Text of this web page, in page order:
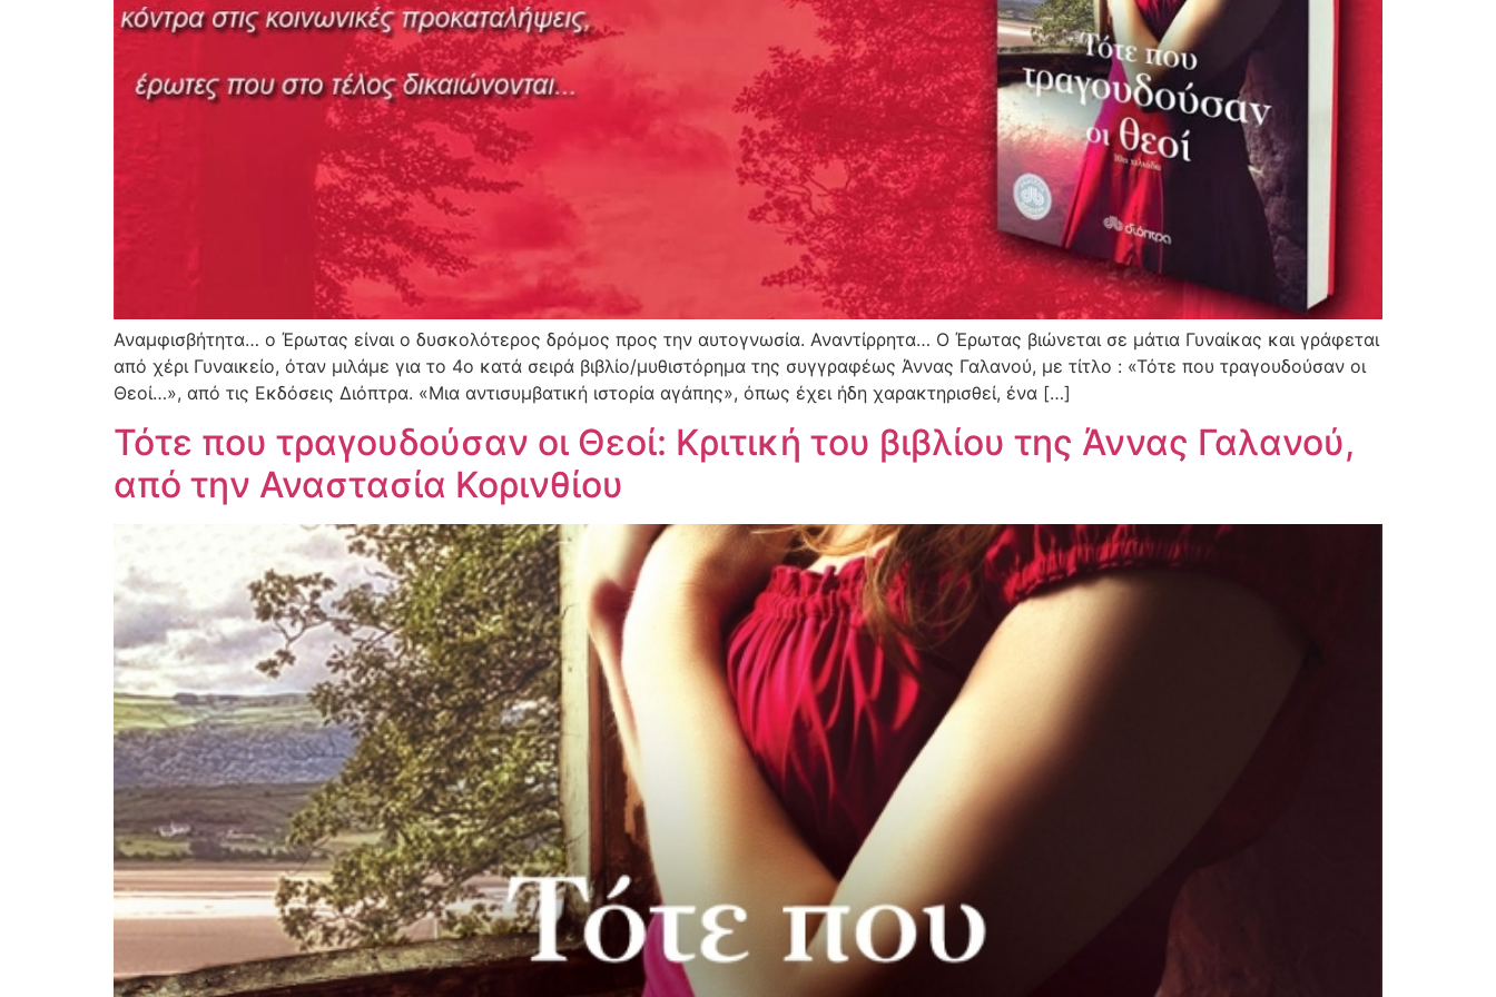
Αναμφισβήτητα… ο Έρωτας είναι ο δυσκολότερος δρόμος προς την αυτογνωσία. Αναντίρρητα… Ο Έρωτας βιώνεται σε μάτια Γυναίκας και γράφεται
από χέρι Γυναικείο, όταν μιλάμε για το 4ο κατά σειρά βιβλίο/μυθιστόρημα της συγγραφέως Άννας Γαλανού, με τίτλο : «Τότε που τραγουδούσαν οι
Θεοί…», από τις Εκδόσεις Διόπτρα. «Μια αντισυμβατική ιστορία αγάπης», όπως έχει ήδη χαρακτηρισθεί, ένα […]
Τότε που τραγουδούσαν οι Θεοί: Κριτική του βιβλίου της Άννας Γαλανού,
από την Αναστασία Κορινθίου